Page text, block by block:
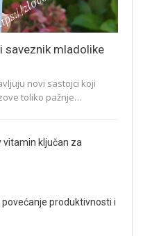
saveznik mladolike
novi sastojci koji
toliko pažnje…
vitamin ključan za
povećanje produktivnosti i